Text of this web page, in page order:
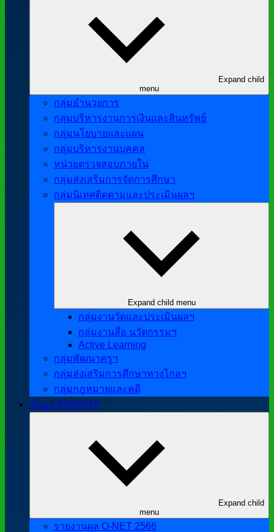
Expand child
menu
กลุ่มอำนวยการ
กลุ่มบริหารงานการเงินและสินทรัพย์
กลุ่มนโยบายและแผน
กลุ่มบริหารงานบุคคล
หน่วยตรวจสอบภายใน
กลุ่มส่งเสริมการจัดการศึกษา
กลุ่มนิเทศติดตามและประเมินผลฯ
Expand child menu
กลุ่มงานวัดและประเมินผลฯ
กลุ่มงานสื่อ นวัตกรรมฯ
Active Learning
กลุ่มพัฒนาครูฯ
กลุ่มส่งเสริมการศึกษาทางไกลฯ
กลุ่มกฎหมายและคดี
ข้อมูล BIGDATA
Expand child
menu
รายงานผล O-NET 2566